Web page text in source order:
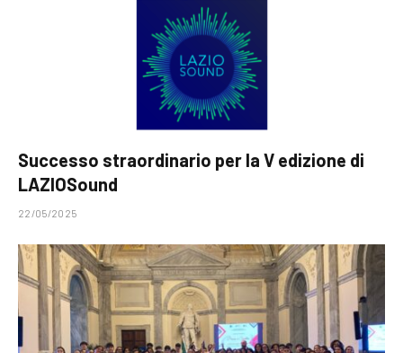
Successo straordinario per la V edizione di
LAZIOSound
22/05/2025